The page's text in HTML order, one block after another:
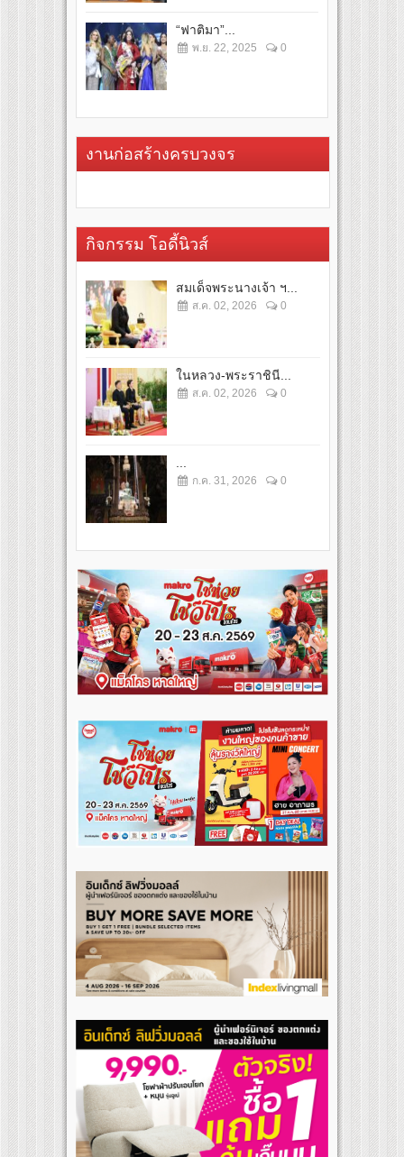
“ฟาติมา”...
พ.ย. 22, 2025 0
งานก่อสร้างครบวงจร
กิจกรรม โอดี้นิวส์
สมเด็จพระนางเจ้า ฯ...
ส.ค. 02, 2026 0
ในหลวง-พระราชินี...
ส.ค. 02, 2026 0
ก.ค. 31, 2026 0